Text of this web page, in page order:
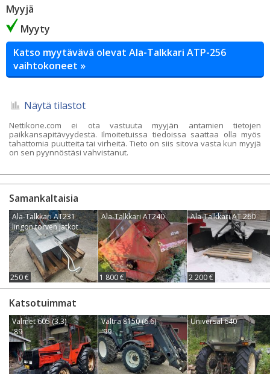
Myyjä
Myyty
Katso myytävävä olevat Ala-Talkkari ATP-256
vaihtokoneet »
Näytä tilastot
Nettikone.com ei ota vastuuta myyjän antamien tietojen
paikkansapitävyydestä. Ilmoitetuissa tiedoissa saattaa olla myös
tahattomia puutteita tai virheitä. Tieto on siis sitova vasta kun myyjä
on sen pyynnöstäsi vahvistanut.
Samankaltaisia
Ala-Talkkari AT231
lingon torven jatkot
250 €
Ala-Talkkari AT240
1 800 €
Ala-Talkkari AT 260
2 200 €
Katsotuimmat
Valmet 605 (3.3)
'89
Valtra 8150 (6.6)
'99
Universal 640